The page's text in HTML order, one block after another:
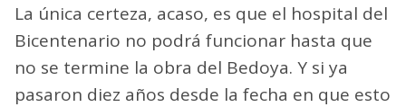
La única certeza, acaso, es que el hospital del
Bicentenario no podrá funcionar hasta que
no se termine la obra del Bedoya. Y si ya
pasaron diez años desde la fecha en que esto